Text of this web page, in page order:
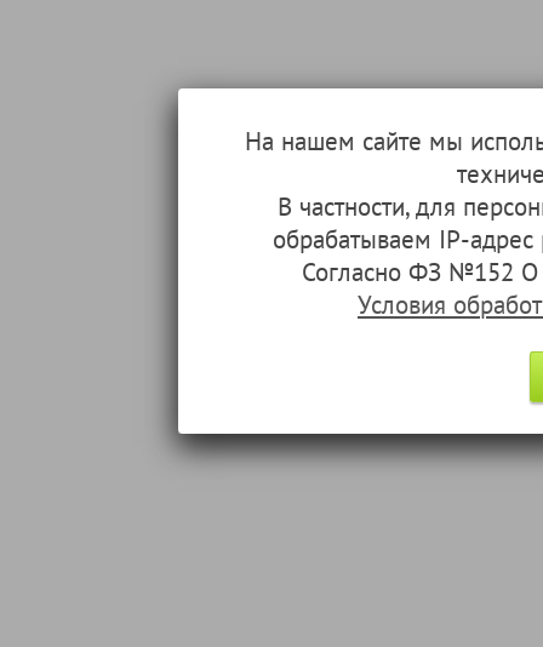
На нашем сайте мы
В частности, для
обрабатываем IP-
Согласно ФЗ №152 О
Условия